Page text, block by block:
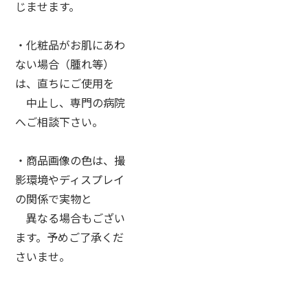
じませます。
・化粧品がお肌にあわ
ない場合（腫れ等）
は、直ちにご使用を
中止し、専門の病院
へご相談下さい。
・商品画像の色は、撮
影環境やディスプレイ
の関係で実物と
異なる場合もござい
ます。予めご了承くだ
さいませ。